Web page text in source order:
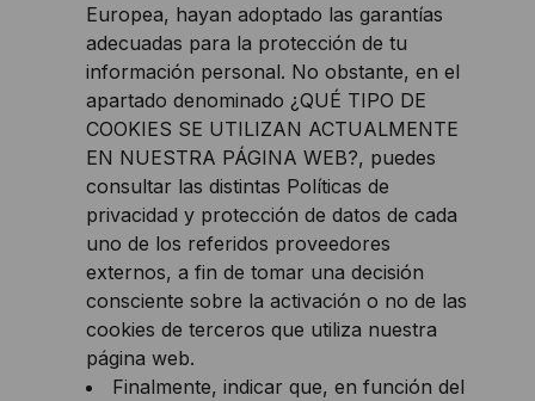
Europea, hayan adoptado las garantías
adecuadas para la protección de tu
información personal. No obstante, en el
apartado denominado ¿QUÉ TIPO DE
COOKIES SE UTILIZAN ACTUALMENTE
EN NUESTRA PÁGINA WEB?, puedes
consultar las distintas Políticas de
privacidad y protección de datos de cada
uno de los referidos proveedores
externos, a fin de tomar una decisión
consciente sobre la activación o no de las
cookies de terceros que utiliza nuestra
página web.
Finalmente, indicar que, en función del